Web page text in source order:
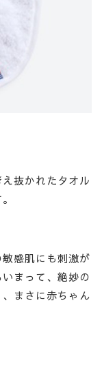
抜かれたタオル
感肌にも刺激が
まって、絶妙の
まさに赤ちゃん